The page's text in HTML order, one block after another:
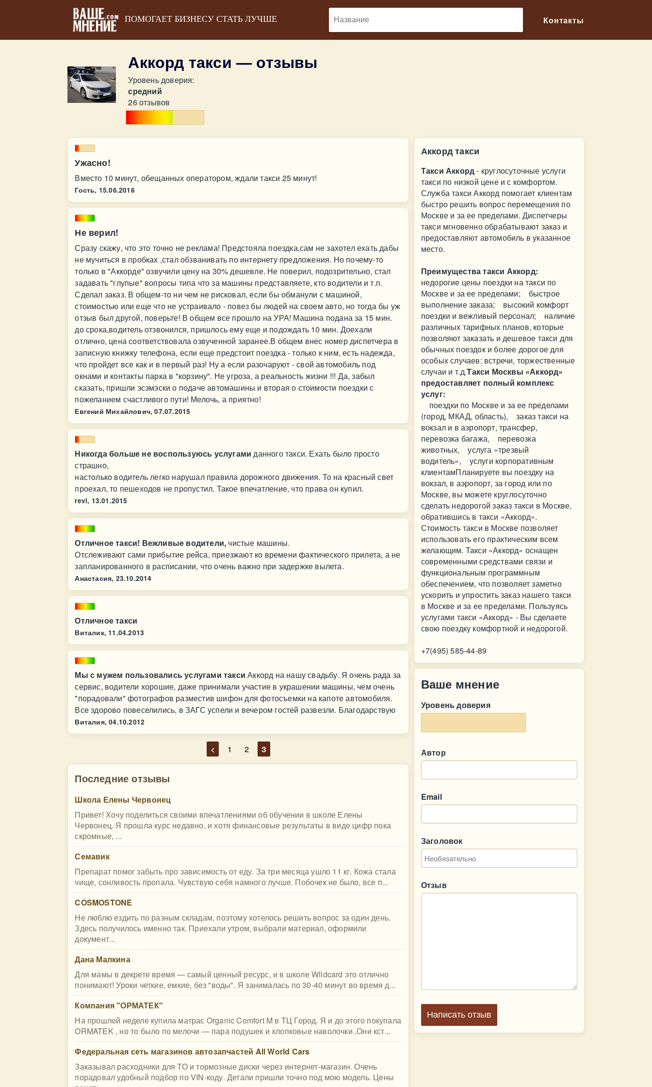
ПОМОГАЕТ БИЗНЕСУ СТАТЬ ЛУЧШЕ Контакты
Аккорд такси — отзывы
Уровень доверия:
средний
26 отзывов
Ужасно!
Вместо 10 минут, обещанных оператором, ждали такси 25 минут!
Гость, 15.06.2016
Не верил!
Сразу скажу, что это точно не реклама! Предстояла поездка,сам не захотел ехать дабы
не мучиться в пробках ,стал обзванивать по интернету предложения. Но почему-то
только в "Аккорде" озвучили цену на 30% дешевле. Не поверил, подозрительно, стал
задавать "глупые" вопросы типа что за машины представляете, кто водители и т.п.
Сделал заказ. В общем-то ни чем не рисковал, если бы обманули с машиной,
стоимостью или еще что не устраивало - повез бы людей на своем авто, но тогда бы уж
отзыв был другой, поверьте! В общем все прошло на УРА! Машина подана за 15 мин.
до срока,водитель отзвонился, пришлось ему еще и подождать 10 мин. Доехали
отлично, цена соответствовала озвученной заранее.В общем внес номер диспетчера в
записную книжку телефона, если еще предстоит поездка - только к ним, есть надежда,
что пройдет все как и в первый раз! Ну а если разочаруют - свой автомобиль под
окнами и контакты парка в "корзину". Не угроза, а реальность жизни !!! Да, забыл
сказать, пришли эсэмэски о подаче автомашины и вторая о стоимости поездки с
пожеланием счастливого пути! Мелочь, а приятно!
Евгений Михайлович, 07.07.2015
Никогда больше не воспользуюсь услугами данного такси. Ехать было просто
страшно,
настолько водитель легко нарушал правила дорожного движения. То на красный свет
проехал, то пешеходов не пропустил. Такое впечатление, что права он купил.
revi, 13.01.2015
Отличное такси! Вежливые водители, чистые машины.
Отслеживают сами прибытие рейса, приезжают ко времени фактического прилета, а не
запланированного в расписании, что очень важно при задержке вылета.
Анастасия, 23.10.2014
Отличное такси
Виталик, 11.04.2013
Мы с мужем пользовались услугами такси Аккорд на нашу свадьбу. Я очень рада за
сервис, водители хорошие, даже принимали участие в украшении машины, чем очень
"порадовали" фотографов разместив шифон для фотосъемки на капоте автомобиля.
Все здорово повеселились, в ЗАГС успели и вечером гостей развезли. Благодарствую
Виталия, 04.10.2012
< 1 2 3
Последние отзывы
Школа Елены Червонец
Привет! Хочу поделиться своими впечатлениями об обучении в школе Елены
Червонец. Я прошла курс недавно, и хотя финансовые результаты в виде цифр пока
скромные, ...
Семавик
Препарат помог забыть про зависимость от еду. За три месяца ушло 11 кг. Кожа стала
чище, сонливость пропала. Чувствую себя намного лучше. Побочек не было, все п...
COSMOSTONE
Не люблю ездить по разным складам, поэтому хотелось решить вопрос за один день.
Здесь получилось именно так. Приехали утром, выбрали материал, оформили
документ...
Дана Малкина
Для мамы в декрете время — самый ценный ресурс, и в школе Wildcard это отлично
понимают! Уроки четкие, емкие, без "воды". Я занималась по 30-40 минут во время д...
Компания "ОРМАТЕК"
На прошлой неделе купила матрас Organic Comfort M в ТЦ Город. Я и до этого покупала
ORMATEK , но то было по мелочи — пара подушек и хлопковые наволочки .Они кст...
Федеральная сеть магазинов автозапчастей All World Cars
Заказывал расходники для ТО и тормозные диски через интернет-магазин. Очень
порадовал удобный подбор по VIN-коду. Детали пришли точно под мою модель. Цены
Аккорд такси
Такси Аккорд- круглосуточные услуги
такси по низкой цене и с комфортом.
Служба такси Аккорд помогает клиентам
быстро решить вопрос перемещения по
Москве и за ее пределами. Диспетчеры
такси мгновенно обрабатывают заказ и
предоставляют автомобиль в указанное
место.
Преимущества такси Аккорд:
недорогие цены поездки на такси по
Москве и за ее пределами; быстрое
выполнение заказа; высокий комфорт
поездки и вежливый персонал; наличие
различных тарифных планов, которые
позволяют заказать и дешевое такси для
обычных поездок и более дорогое для
особых случаев: встречи, торжественные
случаи и т.д.Такси Москвы «Аккорд»
предоставляет полный комплекс
услуг:
поездки по Москве и за ее пределами
(город, МКАД, область), заказ такси на
вокзал и в аэропорт, трансфер,
перевозка багажа, перевозка
животных, услуга «трезвый
водитель», услуги корпоративным
клиентамПланируете вы поездку на
вокзал, в аэропорт, за город или по
Москве, вы можете круглосуточно
сделать недорогой заказ такси в Москве,
обратившись в такси «Аккорд».
Стоимость такси в Москве позволяет
использовать его практическим всем
желающим. Такси «Аккорд» оснащен
современными средствами связи и
функциональным программным
обеспечением, что позволяет заметно
ускорить и упростить заказ нашего такси
в Москве и за ее пределами. Пользуясь
услугами такси «Аккорд» - Вы сделаете
свою поездку комфортной и недорогой.
+7(495) 585-44-89
Ваше мнение
Уровень доверия
Автор
Email
Заголовок
Отзыв
Написать отзыв